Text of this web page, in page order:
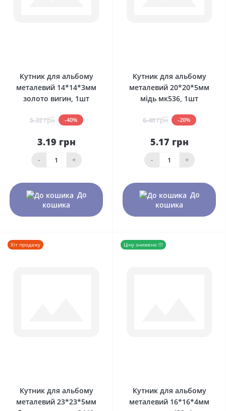
Кутник для альбому
металевий 14*14*3мм
золото вигин, 1шт
5.32 грн -40%
3.19 грн
- +
До
кошика
Кутник для альбому
металевий 20*20*5мм
мідь мк536, 1шт
6.46 грн -20%
5.17 грн
- +
До
кошика
Хіт продажу
Кутник для альбому
металевий 23*23*5мм
Ціну знижено !!!
Кутник для альбому
металевий 16*16*4мм